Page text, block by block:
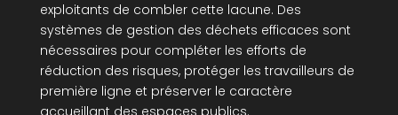
exploitants de combler cette lacune. Des
systèmes de gestion des déchets efficaces sont
nécessaires pour compléter les efforts de
réduction des risques, protéger les travailleurs de
première ligne et préserver le caractère
accueillant des espaces publics.